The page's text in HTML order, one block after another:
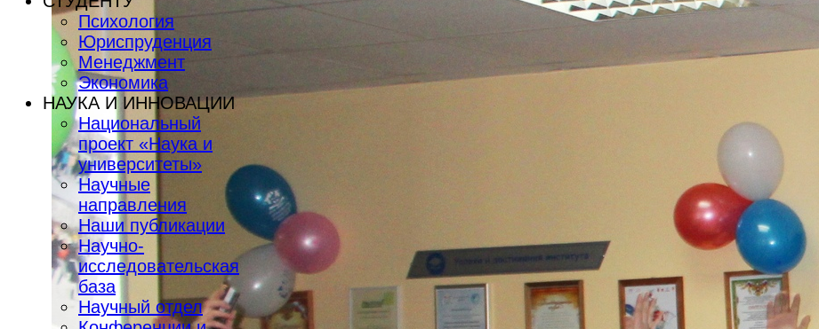
Психология
Юриспруденция
Менеджмент
Экономика
НАУКА И ИННОВАЦИИ
Национальный
проект «Наука и
университеты»
Научные
направления
Наши публикации
Научно-
исследовательская
база
Научный отдел